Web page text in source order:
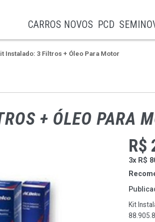
CARROS NOVOS PCD
Instalado: 3 Filtros + Óleo Para Motor
+ ÓLEO PARA
R$
3x R$
Kit